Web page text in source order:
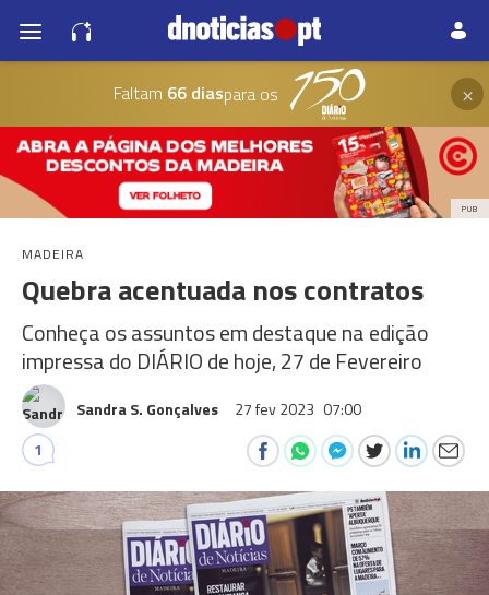
Faltam 66 diaspara os ×
PUB
MADEIRA
Quebra acentuada nos contratos
Conheça os assuntos em destaque na edição
impressa do DIÁRIO de hoje, 27 de Fevereiro
Sandra S. Gonçalves 27 fev 2023 07:00
1